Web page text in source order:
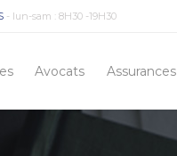
- lun-sam : 8H30 -19H30
Avocats Assurances